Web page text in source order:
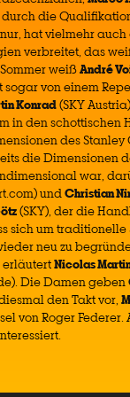
die
hat vielmehr
verbreitet, das
weißAndré
von einem
Konrad(SKY
in den schottischen
des
die Dimensionen
war,
undChristian
(SKY), der die
sich um
neu zu
erläutertNicolas
Die Damen geben
den Takt vor,
von Roger